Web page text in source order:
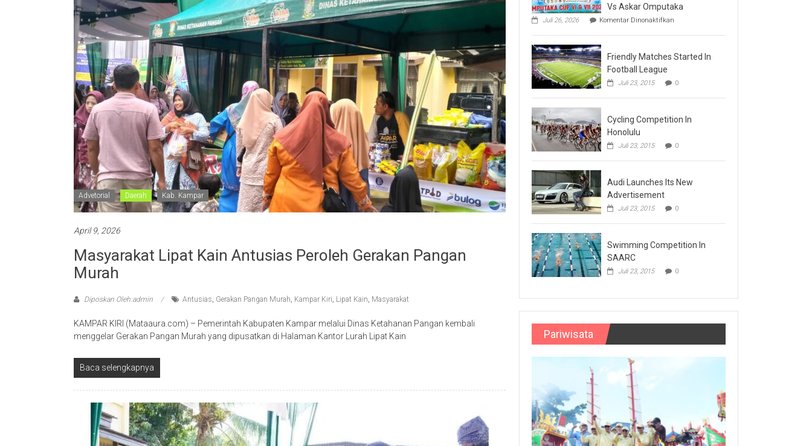
Advetorial Daerah Kab. Kampar
April 9, 2026
Masyarakat Lipat Kain Antusias Peroleh Gerakan Pangan
Murah
Diposkan Oleh:admin Antusias, Gerakan Pangan Murah, Kampar Kiri, Lipat Kain, Masyarakat
KAMPAR KIRI (Mataaura.com) – Pemerintah Kabupaten Kampar melalui Dinas Ketahanan Pangan kembali
menggelar Gerakan Pangan Murah yang dipusatkan di Halaman Kantor Lurah Lipat Kain
Baca selengkapnya
Vs Askar Omputaka
Juli 26, 2026 Komentar Dinonaktifkan
Omputaka
VI
Omputaka
Friendly Matches Started In
Football League
Juli 23, 2015 0
Cycling Competition In
Honolulu
Juli 23, 2015 0
Audi Launches Its New
Advertisement
Juli 23, 2015 0
Swimming Competition In
SAARC
Juli 23, 2015 0
Pariwisata